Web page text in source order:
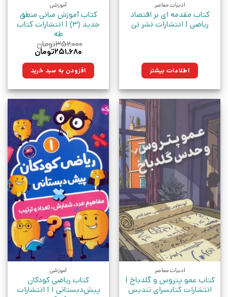
ادبیات معاصر
کتاب مقدمه‌ ای بر اقتصاد
ریاضی | انتشارات نشر نی
اطلاعات بیشتر
آموزشی
کتاب آموزش مبانی منطق
جدید (3) | انتشارات کتاب
طه
۳۵۲,۰۰۰تومان
قیمت
۳۵۲,۰۰۰تومان
بود.
۲۵۱,۶۸۰تومان
۲۵۱,۶۸۰تومان.افزودن به سبد خرید
ادبیات معاصر
کتاب عمو پتروس و گلدباخ |
انتشارات کتابسرای تندیس
آموزشی
کتاب ریاضی کودکان
پیش‌دبستانی 1 | انتشارات